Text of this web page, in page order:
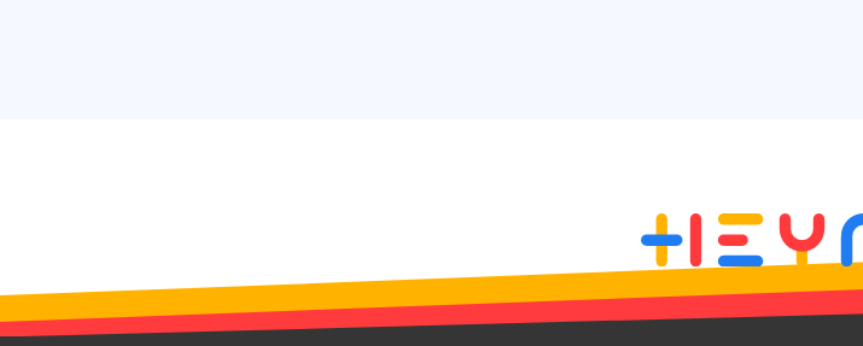
On Direct Business
Services Limited
.accounts.livechatinc.com
heyme_session